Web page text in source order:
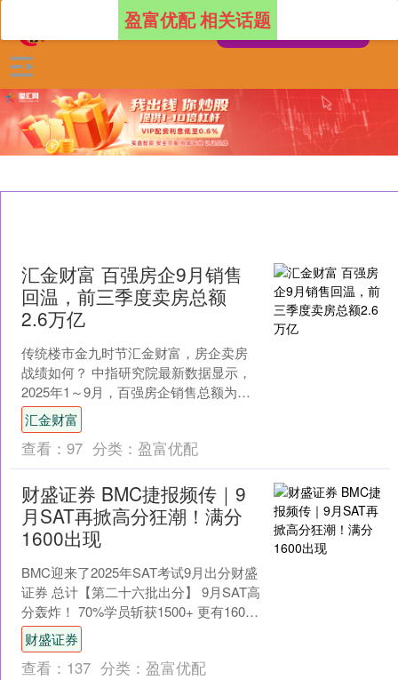
盈富优配 相关话题
汇金财富 百强房企9月销售
回温，前三季度卖房总额
2.6万亿
传统楼市金九时节汇金财富，房企卖房
战绩如何？ 中指研究院最新数据显示，
2025年1～9月，百强房企销售总额为
26065.9亿元，同比下降12.2%，降幅较1
～8....
汇金财富
查看： 97 分类： 盈富优配
财盛证券 BMC捷报频传｜9
月SAT再掀高分狂潮！满分
1600出现
BMC迎来了2025年SAT考试9月出分财盛
证券 总计【第二十六批出分】 9月SAT高
分轰炸！ 70%学员斩获1500+ 更有1600
满分！ 5节课提升200分....
财盛证券
查看： 137 分类： 盈富优配